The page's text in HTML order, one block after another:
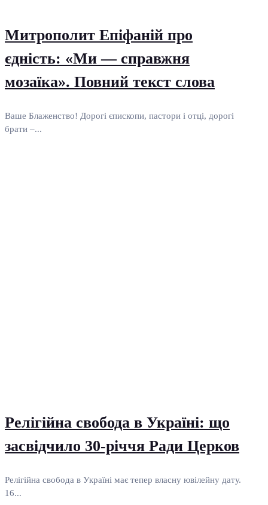
Митрополит Епіфаній про
єдність: «Ми — справжня
мозаїка». Повний текст слова
Ваше Блаженство! Дорогі єпископи, пастори і отці, дорогі
брати –...
Релігійна свобода в Україні: що
засвідчило 30-річчя Ради Церков
Релігійна свобода в Україні має тепер власну ювілейну дату.
16...